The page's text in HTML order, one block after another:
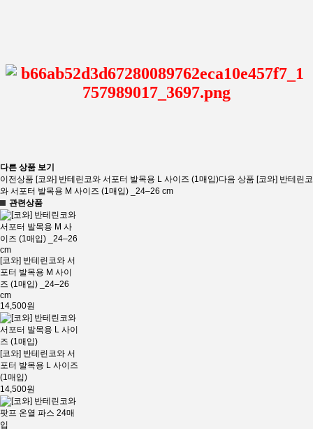
다른 상품 보기
이전상품 [코와] 반테린코와 서포터 발목용 L 사이즈 (1매입)다음 상품 [코와] 반테린코
와 서포터 발목용 M 사이즈 (1매입) _24–26 cm
관련상품
[코와] 반테린코와 서
포터 발목용 M 사이
즈 (1매입) _24–26
cm
14,500원
[코와] 반테린코와 서
포터 발목용 L 사이즈
(1매입)
14,500원